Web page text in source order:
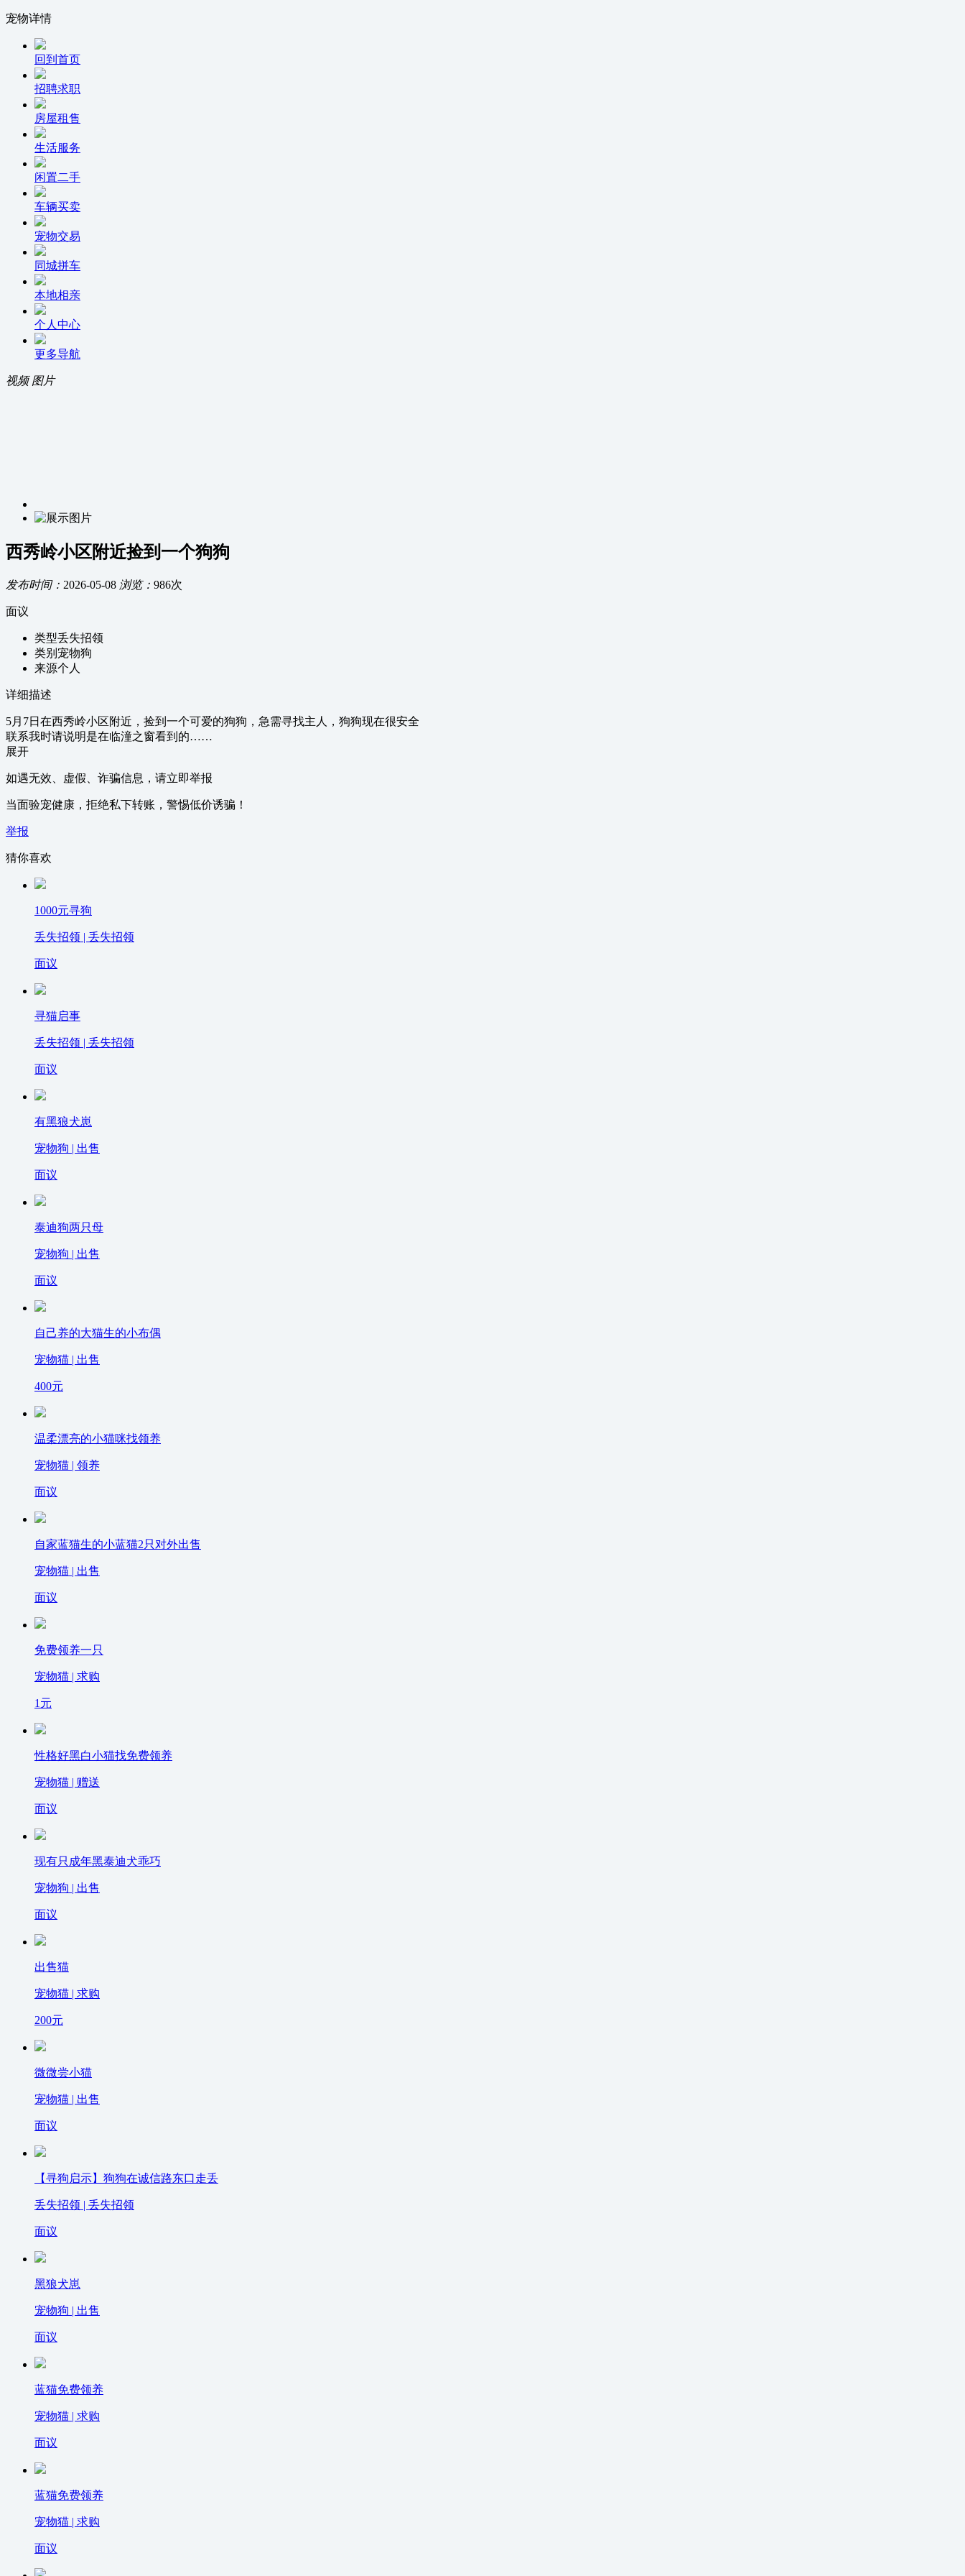
宠物详情
回到首页
招聘求职
房屋租售
生活服务
闲置二手
车辆买卖
宠物交易
同城拼车
本地相亲
个人中心
更多导航
视频 图片
西秀岭小区附近捡到一个狗狗
发布时间： 2026-05-08 浏览： 986次
面议
类型丢失招领
类别 宠物狗
来源个人
详细描述
5月7日在西秀岭小区附近，捡到一个可爱的狗狗，急需寻找主人，狗狗现在很安全
联系我时请说明是在临潼之窗看到的……
展开
如遇无效、虚假、诈骗信息，请立即举报
当面验宠健康，拒绝私下转账，警惕低价诱骗！
举报
猜你喜欢
1000元寻狗
丢失招领 | 丢失招领
面议
寻猫启事
丢失招领 | 丢失招领
面议
有黑狼犬崽
宠物狗 | 出售
面议
泰迪狗两只母
宠物狗 | 出售
面议
自己养的大猫生的小布偶
宠物猫 | 出售
400元
温柔漂亮的小猫咪找领养
宠物猫 | 领养
面议
自家蓝猫生的小蓝猫2只对外出售
宠物猫 | 出售
面议
免费领养一只
宠物猫 | 求购
1 元
性格好黑白小猫找免费领养
宠物猫 | 赠送
面议
现有只成年黑泰迪犬乖巧
宠物狗 | 出售
面议
出售猫
宠物猫 | 求购
200元
微微尝小猫
宠物猫 | 出售
面议
【寻狗启示】狗狗在诚信路东口走丢
丢失招领 | 丢失招领
面议
黑狼犬崽
宠物狗 | 出售
面议
蓝猫免费领养
宠物猫 | 求购
面议
蓝猫免费领养
宠物猫 | 求购
面议